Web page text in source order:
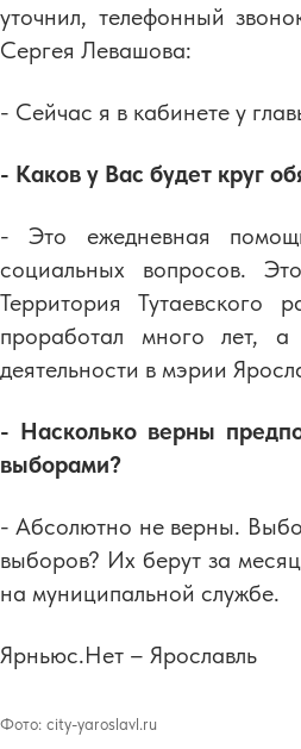
уточнил, телефонный
Сергея Левашова:
- Сейчас я в кабинете у
- Каков у Вас будет круг
- Это ежедневная
социальных вопросов.
Территория
проработал много лет,
деятельности в мэрии
- Насколько верны
выборами?
- Абсолютно не верны.
выборов? Их берут за
на муниципальной службе.
Ярньюс.Нет – Ярославль
Фото: city-yaroslavl.ru